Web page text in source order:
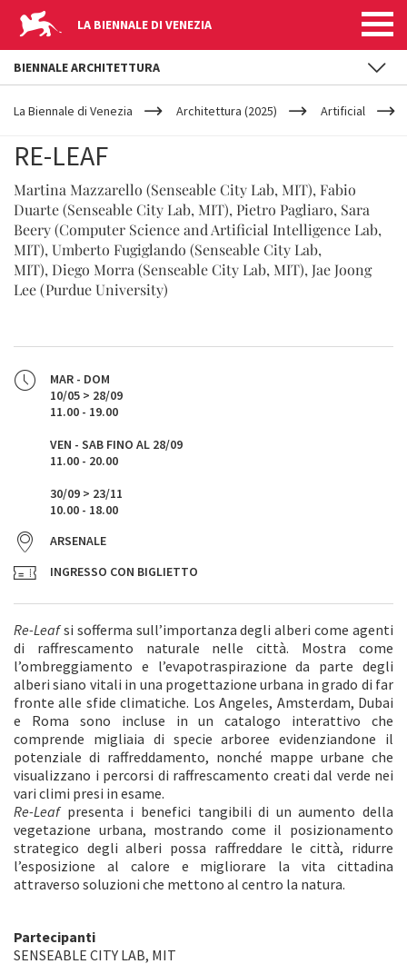
LA BIENNALE DI VENEZIA
YOUR
ARE
La Biennale di Venezia Architettura (2025) Artificial
RE-LEAF
Martina Mazzarello (Senseable City Lab, MIT), Fabio
Duarte (Senseable City Lab, MIT), Pietro Pagliaro, Sara
Beery (Computer Science and Artificial Intelligence Lab,
MIT), Umberto Fugiglando (Senseable City Lab,
MIT), Diego Morra (Senseable City Lab, MIT), Jae Joong
Lee (Purdue University)
MAR - DOM
10/05 > 28/09
11.00 - 19.00
VEN - SAB FINO AL 28/09
11.00 - 20.00
30/09 > 23/11
10.00 - 18.00
ARSENALE
INGRESSO CON BIGLIETTO
Re-Leafsi sofferma sull’importanza degli alberi come agenti
di raffrescamento naturale nelle città. Mostra come
l’ombreggiamento e l’evapotraspirazione da parte degli
alberi siano vitali in una progettazione urbana in grado di far
fronte alle sfide climatiche. Los Angeles, Amsterdam, Dubai
e Roma sono incluse in un catalogo interattivo che
comprende migliaia di specie arboree evidenziandone il
potenziale di raffreddamento, nonché mappe urbane che
visualizzano i percorsi di raffrescamento creati dal verde nei
vari climi presi in esame.
Re-Leafpresenta i benefici tangibili di un aumento della
vegetazione urbana, mostrando come il posizionamento
strategico degli alberi possa raffreddare le città, ridurre
l’esposizione al calore e migliorare la vita cittadina
attraverso soluzioni che mettono al centro la natura.
Partecipanti
SENSEABLE CITY LAB, MIT
BIENNALE ARCHITETTURA